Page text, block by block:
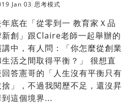
Jan 03 思考模式
年底在「從零到一 教育家Ｘ品
新創」跟Claire老師一起舉辦的
講中，有人問：「你怎麼從創業
生活之間取得平衡？」 很想直
回答憲哥的「人生沒有平衡只有
捨」，不過我閱歷不足，還沒昇
到這個境界...